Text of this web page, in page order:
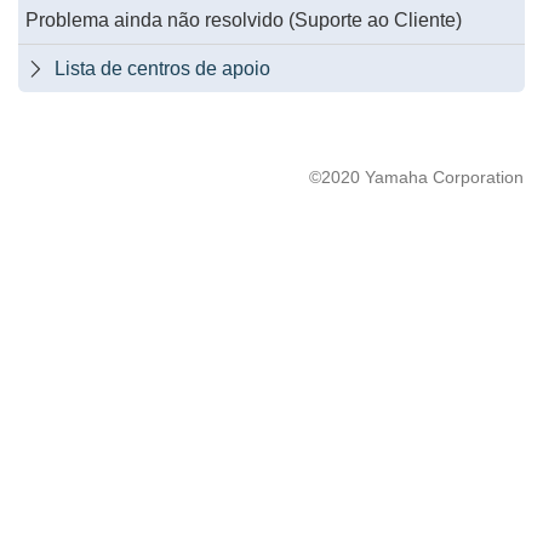
Problema ainda não resolvido (Suporte ao Cliente)
 Lista de centros de apoio
©2020 Yamaha Corporation